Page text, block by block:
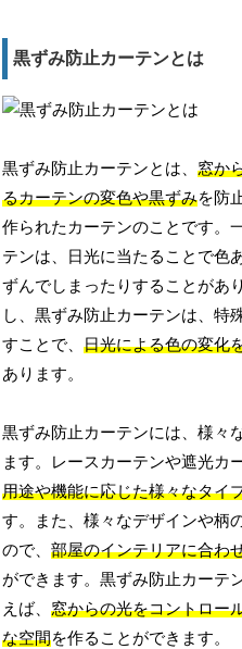
黒ずみ防止カーテンとは
黒ずみ防止カーテンとは、窓か
るカーテンの変色や黒ずみを防
作られたカーテンのことです。
テンは、日光に当たることで色
ずんでしまったりすることがあ
し、黒ずみ防止カーテンは、特
すことで、日光による色の変化
あります。
黒ずみ防止カーテンには、様々
ます。レースカーテンや遮光カ
用途や機能に応じた様々なタイ
す。また、様々なデザインや柄
ので、部屋のインテリアに合わ
ができます。黒ずみ防止カーテ
えば、窓からの光をコントロー
な空間を作ることができます。